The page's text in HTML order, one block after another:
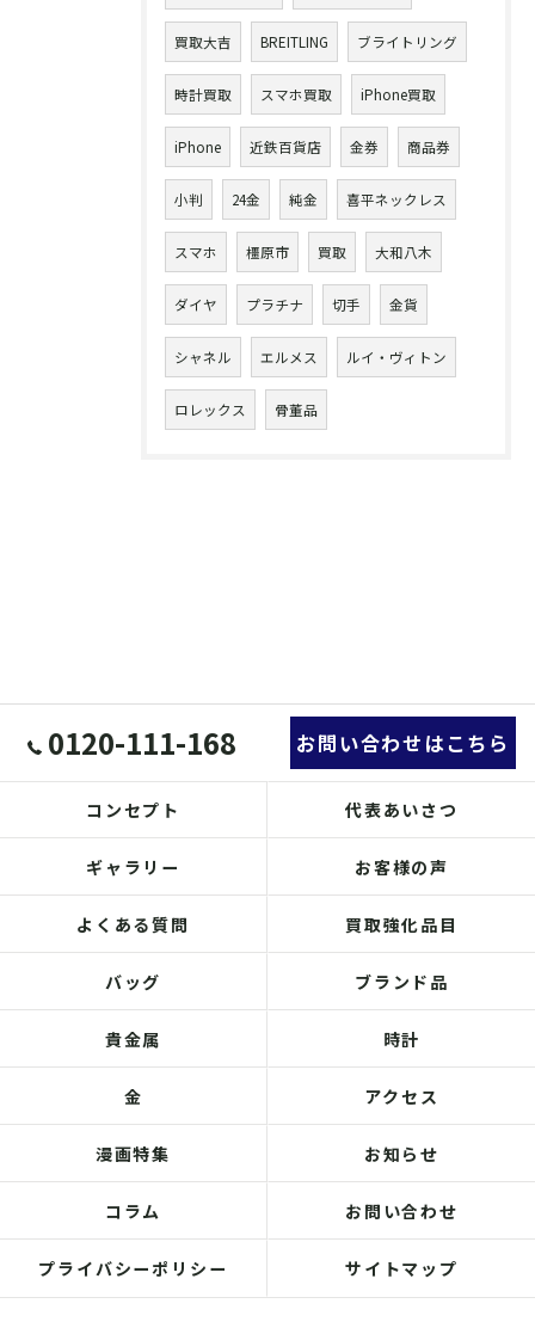
買取大吉 BREITLING ブライトリング
時計買取 スマホ買取 iPhone買取
iPhone 近鉄百貨店 金券 商品券
小判 24金 純金 喜平ネックレス
スマホ 橿原市 買取 大和八木
ダイヤ プラチナ 切手 金貨
シャネル エルメス ルイ・ヴィトン
ロレックス 骨董品
0120-111-168 お問い合わせはこちら
コンセプト 代表あいさつ
ギャラリー お客様の声
よくある質問 買取強化品目
バッグ ブランド品
貴金属 時計
金 アクセス
漫画特集 お知らせ
コラム お問い合わせ
プライバシーポリシー サイトマップ